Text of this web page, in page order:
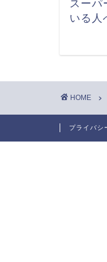
スーパ
いる人
HOME
プライバシ